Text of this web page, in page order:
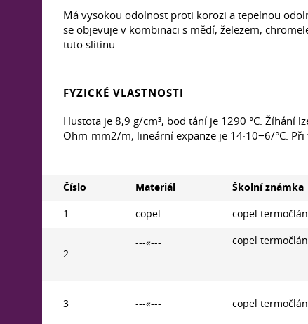
Má vysokou odolnost proti korozi a tepelnou
se objevuje v kombinaci s mědí, železem,
tuto slitinu.
FYZICKÉ VLASTNOSTI
Hustota je 8,9 g/cm³, bod tání je 1290 °C. Žíhání
Ohm-mm2/m; lineární expanze je 14·10−6/°C.
Číslo Materiál Školní známka
1 copel copel
2
---«---
copel
3 ---«--- copel